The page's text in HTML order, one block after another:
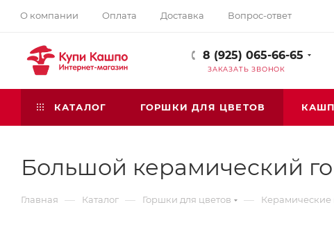
О компании Оплата Доставка Вопрос-ответ
8 (925) 065-66-65
ЗАКАЗАТЬ ЗВОНОК
КАТАЛОГ ГОРШКИ ДЛЯ ЦВЕТОВ
Большой керамический
Главная — Каталог — Горшки для цветов — Керамические